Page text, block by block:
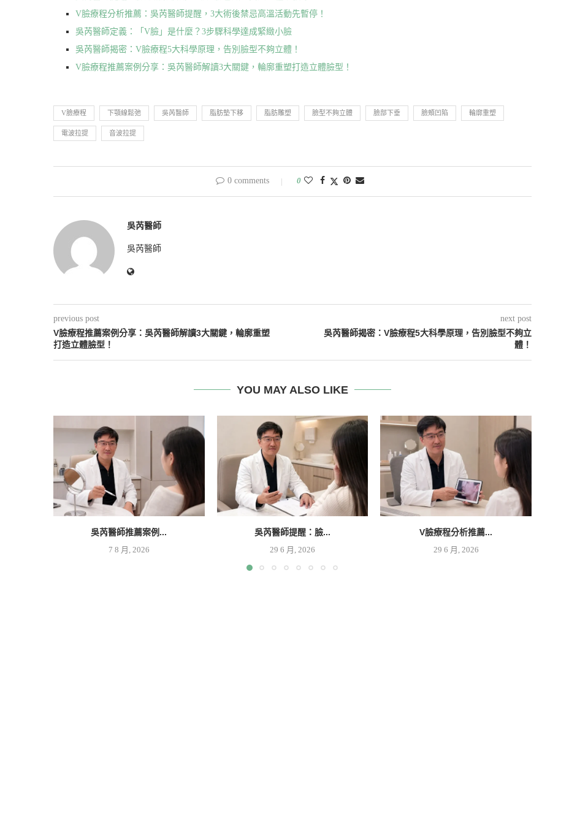
V臉療程分析推薦：吳芮醫師提醒，3大術後禁忌高溫活動先暫停！
吳芮醫師定義：「V臉」是什麼？3步驟科學達成緊緻小臉
吳芮醫師揭密：V臉療程5大科學原理，告別臉型不夠立體！
V臉療程推薦案例分享：吳芮醫師解讀3大關鍵，輪廓重塑打造立體臉型！
V臉療程 下顎線鬆弛 吳芮醫師 脂肪墊下移 脂肪雕塑 臉型不夠立體 臉部下垂 臉頰凹陷 輪廓重塑
電波拉提 音波拉提
0 comments 0
吳芮醫師
吳芮醫師
previous post
V臉療程推薦案例分享：吳芮醫師解讀3大關鍵，輪廓重塑
打造立體臉型！
next post
吳芮醫師揭密：V臉療程5大科學原理，告別臉型不夠立
體！
YOU MAY ALSO LIKE
吳芮醫師推薦案例...
7 8 月, 2026
吳芮醫師提醒：臉...
29 6 月, 2026
V臉療程分析推薦...
29 6 月, 2026